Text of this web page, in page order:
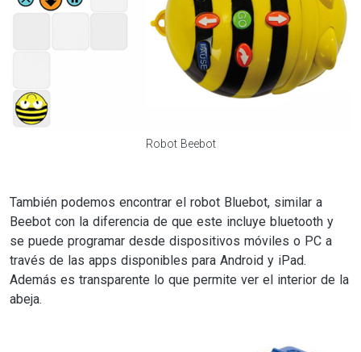
Robot Beebot
También podemos encontrar el robot Bluebot, similar a
Beebot con la diferencia de que este incluye bluetooth y
se puede programar desde dispositivos móviles o PC a
través de las apps disponibles para Android y iPad.
Además es transparente lo que permite ver el interior de la
abeja.